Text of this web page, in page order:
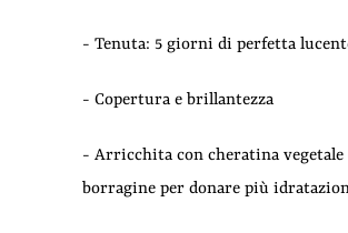
- Tenuta: 5 giorni di perfetta
- Copertura e brillantezza
- Arricchita con cheratina vegetale
borragine per donare più